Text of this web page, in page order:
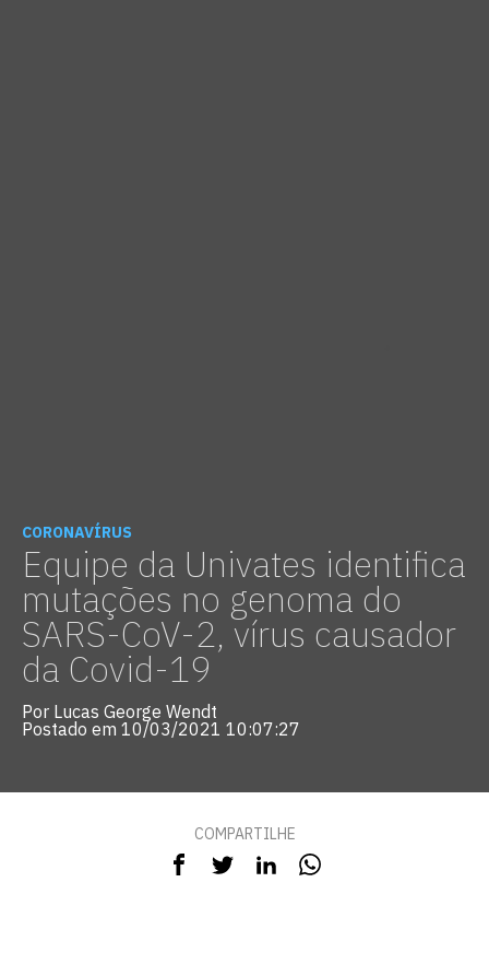
CORONAVÍRUS
Equipe da Univates identifica
mutações no genoma do
SARS-CoV-2, vírus causador
da Covid-19
Por Lucas George Wendt
Postado em 10/03/2021 10:07:27
COMPARTILHE